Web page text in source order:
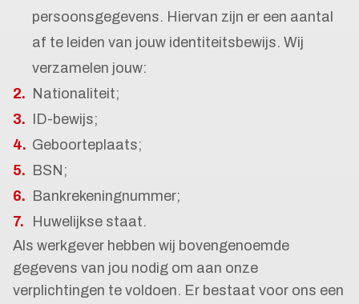
persoonsgegevens. Hiervan zijn er een aantal
af te leiden van jouw identiteitsbewijs. Wij
verzamelen jouw:
Nationaliteit;
ID-bewijs;
Geboorteplaats;
BSN;
Bankrekeningnummer;
Huwelijkse staat.
Als werkgever hebben wij bovengenoemde
gegevens van jou nodig om aan onze
verplichtingen te voldoen. Er bestaat voor ons een